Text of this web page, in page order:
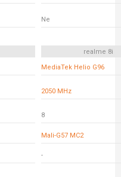
Ne
realme 8i
MediaTek Helio G96
2050 MHz
8
Mali-G57 MC2
-